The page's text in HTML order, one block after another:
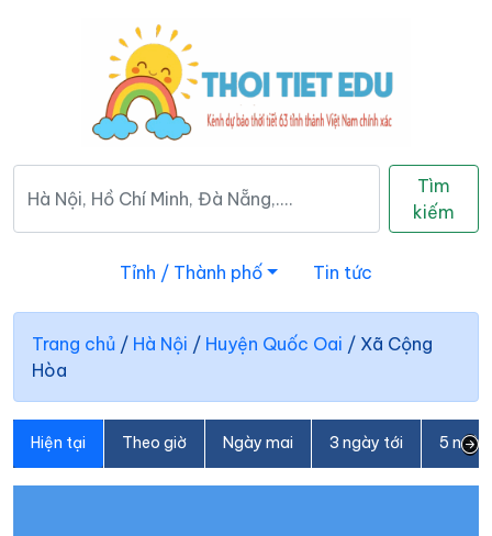
Tìm
kiếm
Tỉnh / Thành phố Tin tức
Trang chủ / Hà Nội / Huyện Quốc Oai / Xã Cộng
Hòa
Hiện tại Theo giờ Ngày mai 3 ngày tới 5